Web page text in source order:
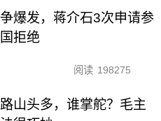
爆发，蒋介石3次申请参
拒绝
阅读 198275
山头多，谁掌舵？毛主